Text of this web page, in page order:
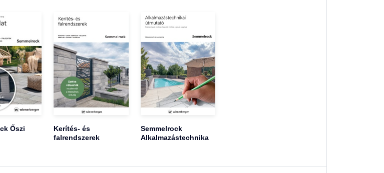
Őszi
Kerítés- és
falrendszerek
Semmelrock
Alkalmazástechnika